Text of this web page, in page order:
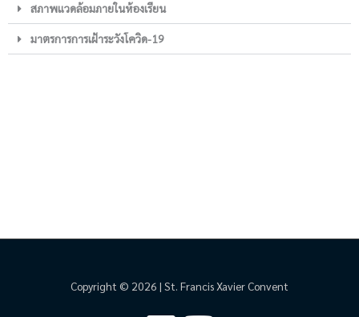
สภาพแวดล้อมภายในห้องเรียน
มาตรการการเฝ้าระวังโควิด-19
Copyright © 2026 | St. Francis Xavier Convent